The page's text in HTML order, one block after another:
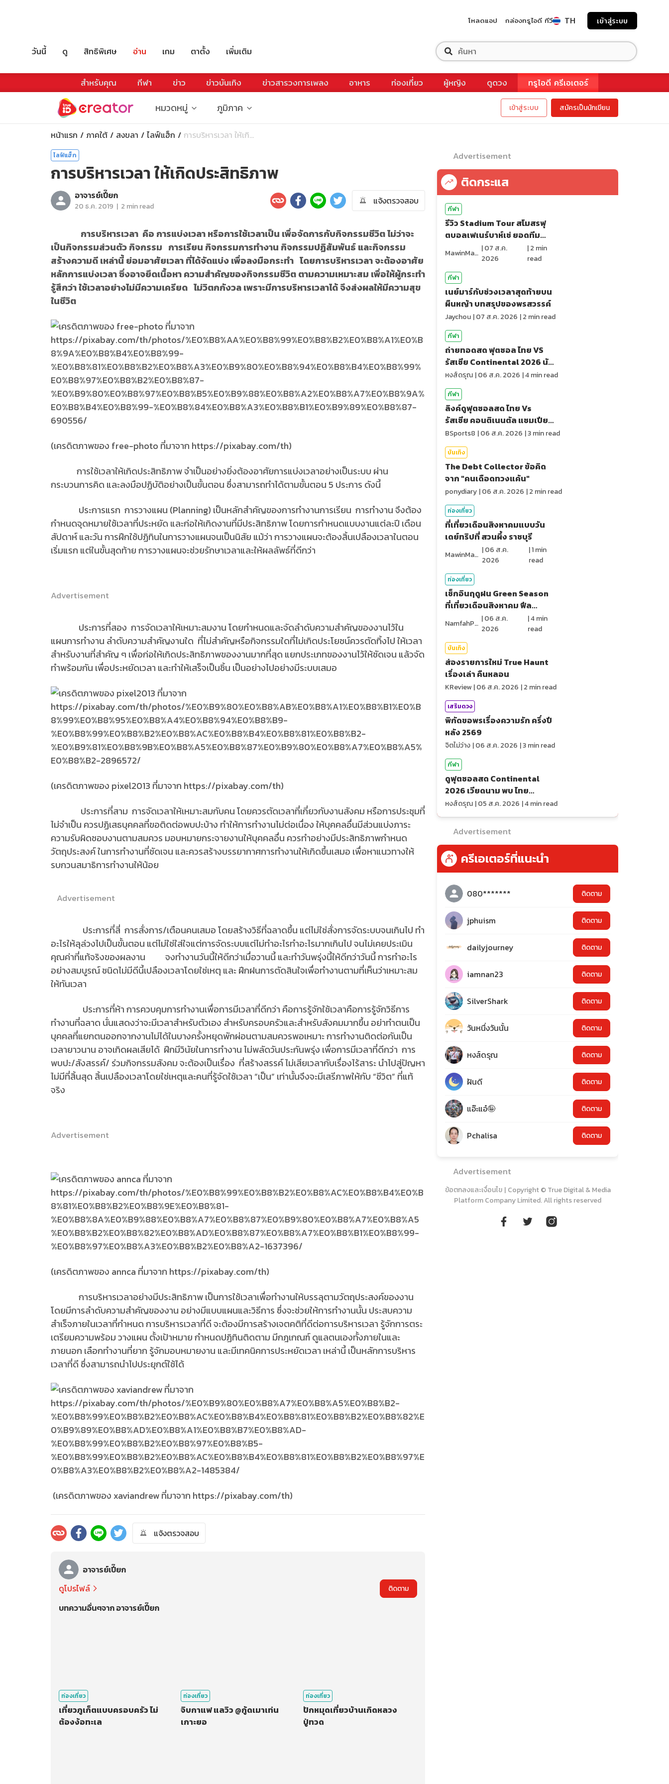
โหลดแอป กล่องทรูไอดี ทีวี TH เข้าสู่ระบบ
วันนี้ ดู สิทธิพิเศษ อ่าน เกม ตาตั้ง เพิ่มเติม
สำหรับคุณ กีฬา ข่าว ข่าวบันเทิง ข่าวสารวงการเพลง อาหาร ท่องเที่ยว ผู้หญิง ดูดวง ทรูไอดี ครีเอเตอร์
หมวดหมู่ ภูมิภาค เข้าสู่ระบบ สมัครเป็นนักเขียน
หน้าแรก ภาคใต้ สงขลา ไลฟ์แฮ็ก การบริหารเวลา ให้เกิ...
ไลฟ์แฮ็ก
การบริหารเวลา ให้เกิดประสิทธิภาพ
อาจารย์เปี๊ยก
20 ธ.ค. 2019 | 2 min read แจ้งตรวจสอบ
การบริหารเวลา คือ การแบ่งเวลา หรือการใช้เวลาเป็น เพื่อจัดการกับกิจกรรมชีวิต ไม่ว่าจะ
เป็นกิจกรรมส่วนตัว กิจกรรม การเรียน กิจกรรมการทำงาน กิจกรรมปฏิสัมพันธ์ และกิจกรรม
สร้างความดี เหล่านี้ ย่อมอาศัยเวลา ที่ได้จัดแบ่ง เพื่อลงมือกระทำ โดยการบริหารเวลา จะต้องอาศัย
หลักการแบ่งเวลา ซึ่งอาจยึดเนื้อหา ความสำคัญของกิจกรรมชีวิต ตามความเหมาะสม เพื่อให้ผู้กระทำ
รู้สึกว่า ใช้เวลาอย่างไม่มีความเครียด ไม่วิตกกังวล เพราะมีการบริหารเวลาได้ จึงส่งผลให้มีความสุข
ในชีวิต
(เครดิตภาพของ free-photo ที่มาจาก https://pixabay.com/th)
การใช้เวลาให้เกิดประสิทธิภาพ จำเป็นอย่างยิ่งต้องอาศัยการแบ่งเวลาอย่างเป็นระบบ ผ่าน
กระบวนการคิด และลงมือปฏิบัติอย่างเป็นขั้นตอน ซึ่งสามารถทำได้ตามขั้นตอน 5 ประการ ดังนี้
ประการแรก การวางแผน (Planning) เป็นหลักสำคัญของการทำงานการเรียน การทำงาน จึงต้อง
กำหนดจุดหมายใช้เวลาที่ประหยัด และก่อให้เกิดงานที่มีประสิทธิภาพ โดยการกำหนดแบบงานแต่ละปี เดือน
สัปดาห์ และวัน การฝึกใช้ปฏิทินในการวางแผนจนเป็นนิสัย แม้ว่า การวางแผนจะต้องสิ้นเปลืองเวลาในตอน
เริ่มแรก แต่ในขั้นสุดท้าย การวางแผนจะช่วยรักษาเวลาและให้ผลลัพธ์ที่ดีกว่า
Advertisement
ประการที่สอง การจัดเวลาให้เหมาะสมงาน โดยกำหนดและจัดลำดับความสำคัญของงานไว้ใน
แผนการทำงาน ลำดับความสำคัญงานใด ที่ไม่สำคัญหรือกิจกรรมใดที่ไม่เกิดประโยชน์ควรตัดทิ้งไป ให้เวลา
สำหรับงานที่สำคัญ ๆ เพื่อก่อให้เกิดประสิทธิภาพของงานมากที่สุด แยกประเภทของงานไว้ให้ชัดเจน แล้วจัด
ทำพร้อมกัน เพื่อประหยัดเวลา และทำให้เสร็จเป็นชิ้น เป็นอย่างไปอย่างมีระบบเสมอ
(เครดิตภาพของ pixel2013 ที่มาจาก https://pixabay.com/th)
ประการที่สาม การจัดเวลาให้เหมาะสมกับคน โดยควรตัดเวลาที่เกี่ยวกับงานสังคม หรือการประชุมที่
ไม่จำเป็น ควรปฏิเสธบุคคลที่ขอติดต่อพบปะบ้าง ทำให้การทำงานไม่ต่อเนื่อง ให้บุคคลอื่นมีส่วนแบ่งภาระ
ความรับผิดชอบงานตามสมควร มอบหมายกระจายงานให้บุคคลอื่น ควรทำอย่างมีประสิทธิภาพกำหนด
วัตถุประสงค์ ในการทำงานที่ชัดเจน และควรสร้างบรรยากาศการทำงานให้เกิดขึ้นเสมอ เพื่อหาแนวทางให้
รบกวนสมาธิการทำงานให้น้อย
Advertisement
ประการที่สี่ การสั่งการ/เตือนคนเสมอ โดยสร้างวิธีที่ฉลาดขึ้น แต่ไม่ใช่สั่งการจัดระบบจนเกินไป ทำ
อะไรให้ลุล่วงไปเป็นขั้นตอน แต่ไม่ใช่ใส่ใจแต่การจัดระบบแต่ไม่ทำอะไรทำอะไรมากเกินไป จนไม่เคยประเมิน
คุณค่าที่แท้จริงของผลงาน จงทำงานวันนี้ให้ดีกว่าเมื่อวานนี้ และทำวันพรุ่งนี้ให้ดีกว่าวันนี้ การทำอะไร
อย่างสมบูรณ์ ชนิดไม่มีดีนี้เปลืองเวลาโดยใช่เหตุ และ ฝึกฝนการตัดสินใจเพื่อทำงานตามที่เห็นว่าเหมาะสม
ให้ทันเวลา
ประการที่ห้า การควบคุมการทำงานเพื่อการมีเวลาที่ดีกว่า คือการรู้จักใช้เวลาคือการรู้จักวิธีการ
ทำงานที่ฉลาด นั่นแสดงว่าจะมีเวลาสำหรับตัวเอง สำหรับครอบครัวและสำหรับสังคมมากขึ้น อย่าทำตนเป็น
บุคคลที่แยกตนออกจากงานไม่ได้ในบางครั้งหยุดพักผ่อนตามสมควรพอเหมาะ การทำงานติดต่อกันเป็น
เวลายาวนาน อาจเกิดผลเสียได้ ฝึกมีวินัยในการทำงาน ไม่พลัดวันประกันพรุ่ง เพื่อการมีเวลาที่ดีกว่า การ
พบปะ/สังสรรค์/ ร่วมกิจกรรมสังคม จะต้องเป็นเรื่อง ที่สร้างสรรค์ ไม่เสียเวลากับเรื่องไร้สาระ นำไปสู่ปัญหา
ไม่มีที่สิ้นสุด สิ้นเปลืองเวลาโดยใช่เหตุและคนที่รู้จัดใช้เวลา “เป็น” เท่านั้นจึงจะมีเสรีภาพให้กับ “ชีวิต” ที่แท้
จริง
Advertisement
(เครดิตภาพของ annca ที่มาจาก https://pixabay.com/th)
การบริหารเวลาอย่างมีประสิทธิภาพ เป็นการใช้เวลาเพื่อทำงานให้บรรลุตามวัตถุประสงค์ของงาน
โดยมีการลำดับความสำคัญของงาน อย่างมีแบบแผนและวิธีการ ซึ่งจะช่วยให้การทำงานนั้น ประสบความ
สำเร็จภายในเวลาที่กำหนด การบริหารเวลาที่ดี จะต้องมีการสร้างเจตคติที่ดีต่อการบริหารเวลา รู้จักการตระ
เตรียมความพร้อม วางแผน ตั้งเป้าหมาย กำหนดปฏิทินติดตาม มีกฎเกณฑ์ ดูแลตนเองทั้งภายในและ
ภายนอก เลือกทำงานที่ยาก รู้จักมอบหมายงาน และมีเทคนิคการประหยัดเวลา เหล่านี้ เป็นหลักการบริหาร
เวลาที่ดี ซึ่งสามารถนำไปประยุกต์ใช้ได้
(เครดิตภาพของ xaviandrew ที่มาจาก https://pixabay.com/th)
แจ้งตรวจสอบ
อาจารย์เปี๊ยก
ดูโปรไฟล์
ติดตาม
บทความอื่นๆจาก อาจารย์เปี๊ยก
ท่องเที่ยว
เที่ยวภูเก็ตแบบครอบครัว ไม่
ต้องง้อทะเล
ท่องเที่ยว
จิบกาแฟ แลวิว @กู้ดเมาเท่น
เกาะยอ
ท่องเที่ยว
ปักหมุดเที่ยวบ้านเกิดหลวง
ปู่ทวด
Advertisement
ติดกระแส
กีฬา
รีวิว Stadium Tour สโมสรฟุ
ตบอลเฟเนร์บาห์เช่ ยอดทีม
MawinMatravel |07 ส.ค.
2026
|2 min
read
กีฬา
เนย์มาร์กับช่วงเวลาสุดท้ายบน
ผืนหญ้า บทสรุปของพรสวรรค์
Jaychou |07 ส.ค. 2026 |2 min read
กีฬา
ถ่ายทอดสด ฟุตซอล ไทย VS
รัสเซีย Continental 2026 นัด
สุดท้าย
หงส์ดรุณ |06 ส.ค. 2026 |4min read
กีฬา
ลิงค์ดูฟุตซอลสด ไทย Vs
รัสเซีย คอนติเนนตัล แชมเปียน
ชิพ 2026
BSports8 |06 ส.ค. 2026 |3min read
บันเทิง
The Debt Collector ข้อคิด
จาก "คนเดือดทวงแค้น"
ponydiary |06 ส.ค. 2026 |2 min read
ท่องเที่ยว
ที่เที่ยวเดือนสิงหาคมแบบวัน
เดย์ทริปที่ สวนผึ้ง ราชบุรี
MawinMatravel |06 ส.ค.
2026
|1min
read
ท่องเที่ยว
เช็กอินฤดูฝน Green Season
ที่เที่ยวเดือนสิงหาคม ฟีล
NamfahPhupha |06 ส.ค.
2026
|4min
read
บันเทิง
ส่องรายการใหม่ True Haunt
เรื่องเล่า คืนหลอน
KReview |06 ส.ค. 2026 |2 min read
เสริมดวง
พิกัดขอพรเรื่องความรัก ครึ่งปี
หลัง 2569
จิตไม่ว่าง |06 ส.ค. 2026 |3min read
กีฬา
ดูฟุตซอลสด Continental
2026 เวียดนาม พบ ไทย
ถ่ายทอดสดกีฬา
หงส์ดรุณ |05 ส.ค. 2026 |4min read
Advertisement
ครีเอเตอร์ที่แนะนำ
080******* ติดตาม
jphuism ติดตาม
dailyjourney ติดตาม
iamnan23 ติดตาม
SilverShark ติดตาม
วันหนึ่งวันนั้น ติดตาม
หงส์ดรุณ ติดตาม
ฝันดี ติดตาม
แอ๊ะแอ๋🤪 ติดตาม
Pchalisa ติดตาม
Advertisement
ข้อตกลงและเงื่อนไข | Copyright © True Digital & Media
Platform Company Limited. All rights reserved